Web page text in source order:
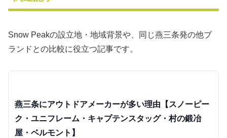
Snow Peakの設立地・地域背景や、同じ燕三条発の他ブ
ランドとの比較に役立つ記事です。
燕三条にアウトドアメーカーが多い理由【スノーピー
ク・ユニフレーム・キャプテンスタッグ・村の鍛冶
屋・ベルモント】